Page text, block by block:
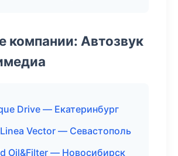
компании: Автозвук
Drive — Екатеринбург
Linea Vector — Севастополь
Oil&Filter — Новосибирск